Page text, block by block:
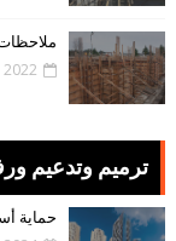
2022
ترميم وتدعيم
حماية